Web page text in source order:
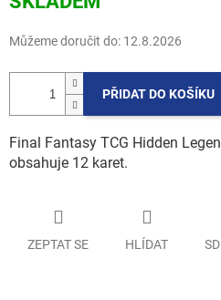
cena:
Můžeme doručit do: 12.8.2026
PŘIDAT DO KOŠÍKU
Final Fantasy TCG Hidden
obsahuje 12 karet.
ZEPTAT SE HLÍDAT